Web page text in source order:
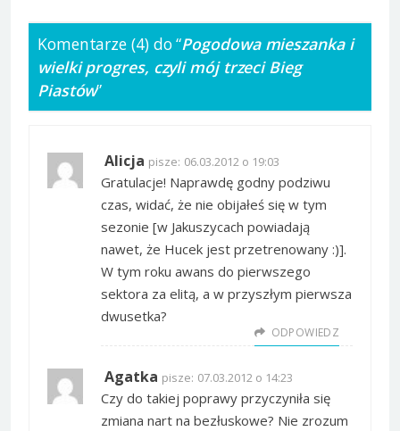
Komentarze (4) do “Pogodowa mieszanka i
wielki progres, czyli mój trzeci Bieg
Piastów”
Alicja pisze: 06.03.2012 o 19:03
Gratulacje! Naprawdę godny podziwu
czas, widać, że nie obijałeś się w tym
sezonie [w Jakuszycach powiadają
nawet, że Hucek jest przetrenowany :)].
W tym roku awans do pierwszego
sektora za elitą, a w przyszłym pierwsza
dwusetka?
ODPOWIEDZ
Agatka pisze: 07.03.2012 o 14:23
Czy do takiej poprawy przyczyniła się
zmiana nart na bezłuskowe? Nie zrozum